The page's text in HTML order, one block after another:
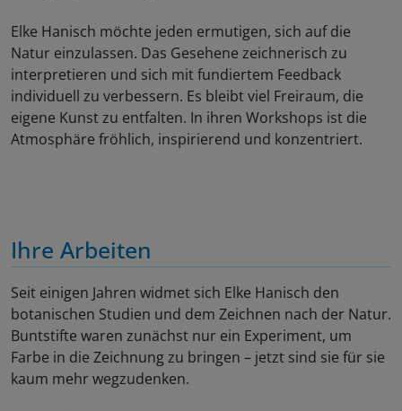
Elke Hanisch möchte jeden ermutigen, sich auf die
Natur einzulassen. Das Gesehene zeichnerisch zu
interpretieren und sich mit fundiertem Feedback
individuell zu verbessern. Es bleibt viel Freiraum, die
eigene Kunst zu entfalten. In ihren Workshops ist die
Atmosphäre fröhlich, inspirierend und konzentriert.
Ihre Arbeiten
Seit einigen Jahren widmet sich Elke Hanisch den
botanischen Studien und dem Zeichnen nach der Natur.
Buntstifte waren zunächst nur ein Experiment, um
Farbe in die Zeichnung zu bringen – jetzt sind sie für sie
kaum mehr wegzudenken.